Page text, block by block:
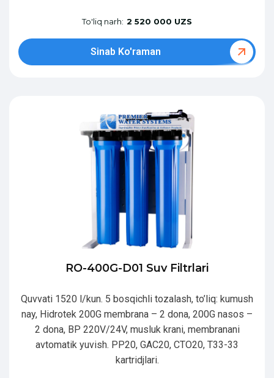
To'liq narh: 2 520 000 UZS
Sinab Ko'raman
RO-400G-D01 Suv Filtrlari
Quvvati 1520 l/kun. 5 bosqichli tozalash, to’liq: kumush
nay, Hidrotek 200G membrana – 2 dona, 200G nasos –
2 dona, BP 220V/24V, musluk krani, membranani
avtomatik yuvish. PP20, GAC20, CTO20, T33-33
kartridjlari.